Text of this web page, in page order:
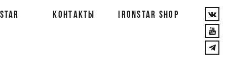
КОНТАКТЫ IRONSTAR SHOP